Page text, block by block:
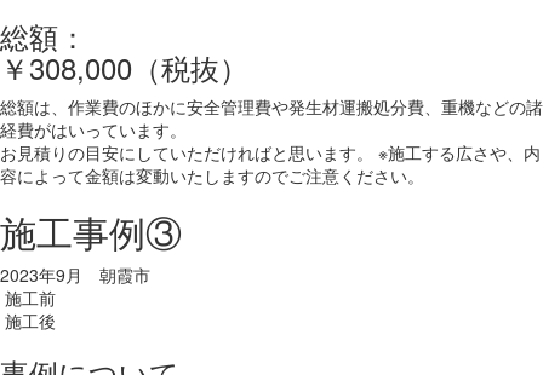
総額：
￥308,000（税抜）
総額は、作業費のほかに安全管理費や発生材運搬処分費、重機などの諸
経費がはいっています。
お見積りの目安にしていただければと思います。 ※施工する広さや、内
容によって金額は変動いたしますのでご注意ください。
施工事例③
2023年9月 朝霞市
施工前
施工後